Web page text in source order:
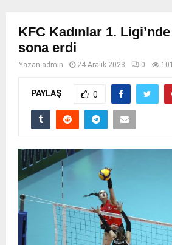
KFC Kadınlar 1.
sona erdi
Yazan admin 24 Aralık 2023 0 101
PAYLAŞ 0